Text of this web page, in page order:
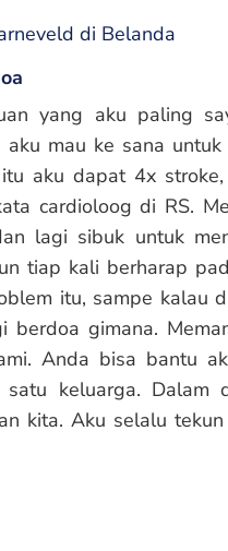
di Belanda
yang aku paling
aku mau ke sana
aku dapat 4x
cardioloog di RS.
lagi sibuk untuk
tiap kali berharap
itu, sampe kalau
berdoa gimana.
Anda bisa bantu
satu keluarga. Dalam
kita. Aku selalu